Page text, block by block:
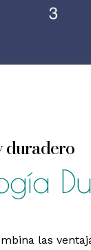
duradero
las